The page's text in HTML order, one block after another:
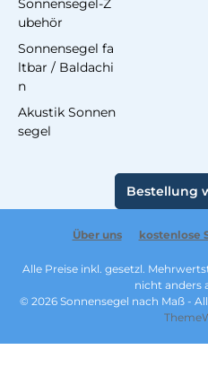
Sonnensegel-Z
ubehör
Sonnensegel fa
ltbar / Baldachi
n
Akustik Sonnen
segel
Bestellung
Über uns kostenlose
Alle Preise inkl. gesetzl.
nicht anders
© 2026 Sonnensegel nach Maß -